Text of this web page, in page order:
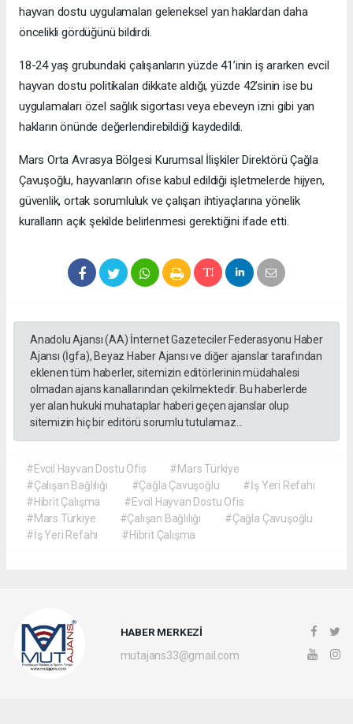
hayvan dostu uygulamaları geleneksel yan haklardan daha
öncelikli gördüğünü bildirdi.
18-24 yaş grubundaki çalışanların yüzde 41’inin iş ararken evcil
hayvan dostu politikaları dikkate aldığı, yüzde 42’sinin ise bu
uygulamaları özel sağlık sigortası veya ebeveyn izni gibi yan
hakların önünde değerlendirebildiği kaydedildi.
Mars Orta Avrasya Bölgesi Kurumsal İlişkiler Direktörü Çağla
Çavuşoğlu, hayvanların ofise kabul edildiği işletmelerde hijyen,
güvenlik, ortak sorumluluk ve çalışan ihtiyaçlarına yönelik
kuralların açık şekilde belirlenmesi gerektiğini ifade etti.
Anadolu Ajansı (AA) İnternet Gazeteciler Federasyonu Haber
Ajansı (İgfa), Beyaz Haber Ajansı ve diğer ajanslar tarafından
eklenen tüm haberler, sitemizin editörlerinin müdahalesi
olmadan ajans kanallarından çekilmektedir. Bu haberlerde
yer alan hukuki muhataplar haberi geçen ajanslar olup
sitemizin hiç bir editörü sorumlu tutulamaz...
#Evcil Hayvan Dostu Ofis
#Mars Türkiye
#Çalışan Bağlılığı
#Çağla Çavuşoğlu
#İş Yeri Refahı
#Hibrit Çalışma
#Evcil Hayvan Dostu Ofis
#Mars Türkiye
#Çalışan Bağlılığı
#Çağla Çavuşoğlu
#İş Yeri Refahı
#Hibrit Çalışma
HABER MERKEZİ
mutajans33@gmail.com